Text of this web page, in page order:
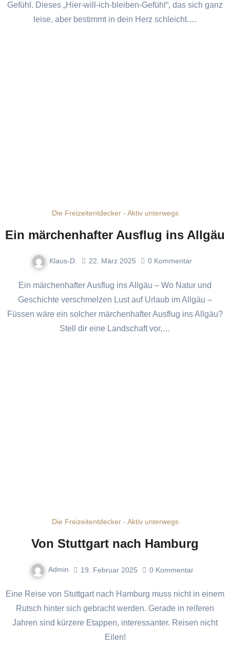
Gefühl. Dieses „Hier-will-ich-bleiben-Gefühl“, das sich ganz
leise, aber bestimmt in dein Herz schleicht.…
Die Freizeitentdecker - Aktiv unterwegs
Ein märchenhafter Ausflug ins Allgäu
Klaus-D. 22. März 2025 0 Kommentar
Ein märchenhafter Ausflug ins Allgäu – Wo Natur und
Geschichte verschmelzen Lust auf Urlaub im Allgäu –
Füssen wäre ein solcher märchenhafter Ausflug ins Allgäu?
Stell dir eine Landschaft vor,…
Die Freizeitentdecker - Aktiv unterwegs
Von Stuttgart nach Hamburg
Admin 19. Februar 2025 0 Kommentar
Eine Reise von Stuttgart nach Hamburg muss nicht in einem
Rutsch hinter sich gebracht werden. Gerade in reiferen
Jahren sind kürzere Etappen, interessanter. Reisen nicht
Eilen!